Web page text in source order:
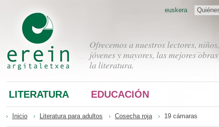
Ofrecemos a nuestros lectores, niños,
jóvenes y mayores, las mejores
la literatura.
euskera
LITERATURA EDUCACIÓN
Inicio Literatura para adultos Cosecha roja 19 cámaras